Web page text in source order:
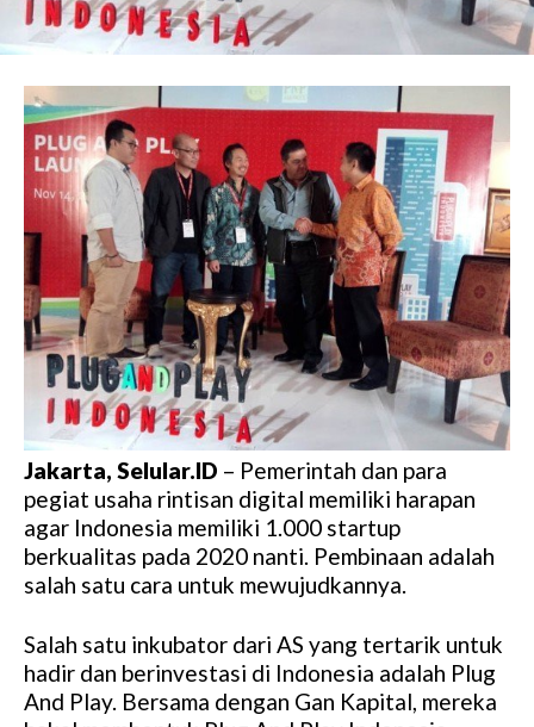
Jakarta, Selular.ID – Pemerintah dan para
pegiat usaha rintisan digital memiliki harapan
agar Indonesia memiliki 1.000 startup
berkualitas pada 2020 nanti. Pembinaan adalah
salah satu cara untuk mewujudkannya.
Salah satu inkubator dari AS yang tertarik untuk
hadir dan berinvestasi di Indonesia adalah Plug
And Play. Bersama dengan Gan Kapital, mereka